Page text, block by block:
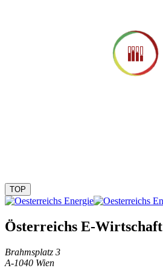
TOP
Österreichs E-Wirtschaft
Brahmsplatz 3
A-1040 Wien